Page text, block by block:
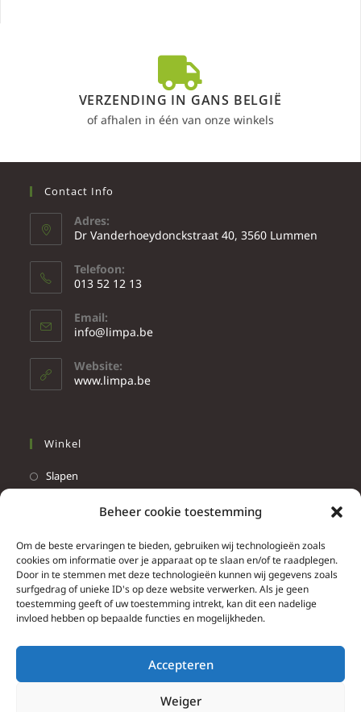
Beheer cookie toestemming
Om de beste ervaringen te bieden, gebruiken wij technologieën zoals
cookies om informatie over je apparaat op te slaan en/of te raadplegen.
Door in te stemmen met deze technologieën kunnen wij gegevens zoals
surfgedrag of unieke ID's op deze website verwerken. Als je geen
toestemming geeft of uw toestemming intrekt, kan dit een nadelige
invloed hebben op bepaalde functies en mogelijkheden.
Accepteren
Weiger
VERZENDING IN GANS BELGIË
of afhalen in één van onze winkels
Contact Info
Adres:
Dr Vanderhoeydonckstraat 40, 3560 Lummen
Telefoon:
013 52 12 13
Email:
info@limpa.be
Website:
www.limpa.be
Winkel
Slapen
Info
Contacteer ons
Algemene & bijzondere voorwaarden
Brief herroepingsrecht